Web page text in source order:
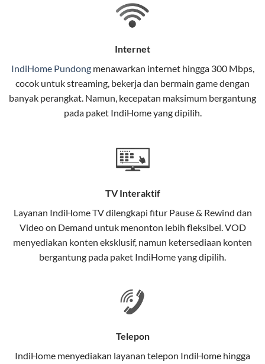
pengguna rumah dan bisnis.
stabil, dan memiliki berbagai pilihan paket IndiHome
Selain internet, layanan IndiHome juga mencakup TV
interaktif (IndiHome TV) dan telepon rumah dalam
satu paket.
Teknologi di Balik WiFi IndiHome
Wifi IndiHome menggunakan teknologi Fiber To The
menggunakan kabel serat optik hingga ke rumah
pelanggan. Teknologi ini memiliki beberapa
keunggulan:
Kecepatan Tinggi
dibandingkan kabel tembaga atau DSL.
elektromagnetik, sehingga koneksi tetap lancar.
Internet
IndiHome Pundongmenawarkan internethingga 300 Mbps,
cocok untuk streaming, bekerja dan bermain game dengan
banyak perangkat. Namun, kecepatan maksimum bergantung
pada paket IndiHome yang dipilih.
TV Interaktif
Layanan IndiHome TVdilengkapi fitur Pause & Rewind dan
Video on Demand untuk menonton lebih fleksibel. VOD
menyediakan konten eksklusif, namun ketersediaan konten
bergantung pada paket IndiHome yang dipilih.
Telepon
IndiHome menyediakan layanan telepon IndiHome hingga